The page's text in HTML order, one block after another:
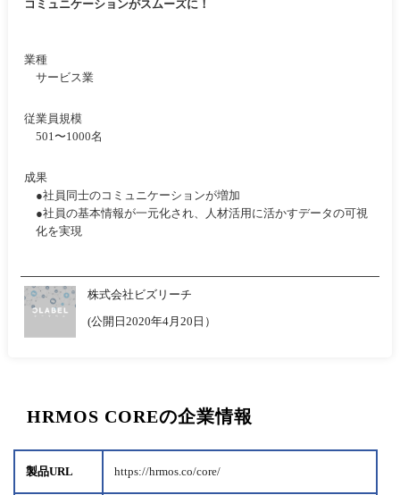
コミュニケーションがスムーズに！
業種
サービス業
従業員規模
501〜1000名
成果
●社員同士のコミュニケーションが増加
●社員の基本情報が一元化され、人材活用に活かすデータの可視
化を実現
株式会社ビズリーチ
(公開日2020年4月20日）
HRMOS COREの企業情報
製品URL https://hrmos.co/core/